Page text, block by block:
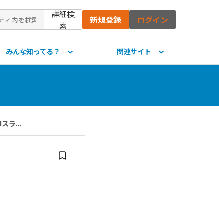
詳細検
索
新規登録 ログイン
みんな知ってる？ 関連サイト
ラ...